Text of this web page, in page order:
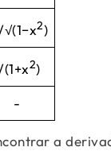
√(1−x2)
(1+x2)
-
a